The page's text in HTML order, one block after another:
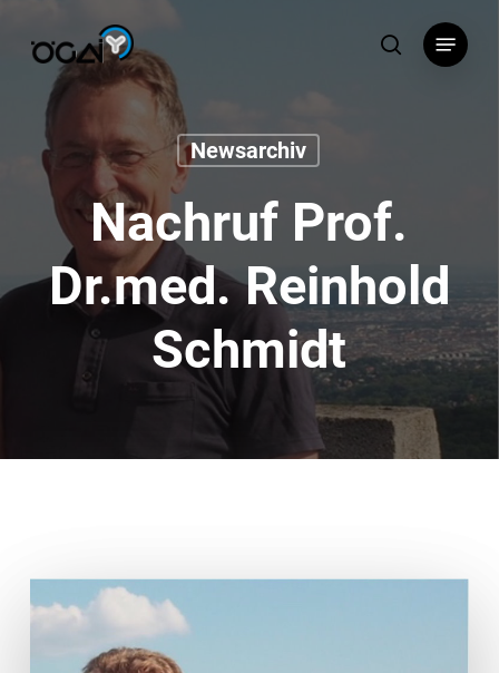
content
search
Menu
Newsarchiv
Nachruf Prof.
Dr.med. Reinhold
Schmidt